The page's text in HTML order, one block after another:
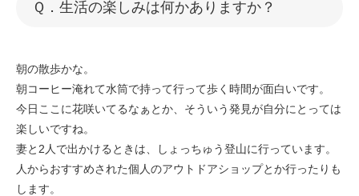
​​Ｑ．生活の楽しみは何かありますか？
朝の散歩かな。
朝コーヒー淹れて水筒で持って行って歩く時間が面白いです。
今日ここに花咲いてるなぁとか、そういう発見が自分にとっては
楽しいですね。
妻と2人で出かけるときは、しょっちゅう登山に行っています。
人からおすすめされた個人のアウトドアショップとか行ったりも
します。